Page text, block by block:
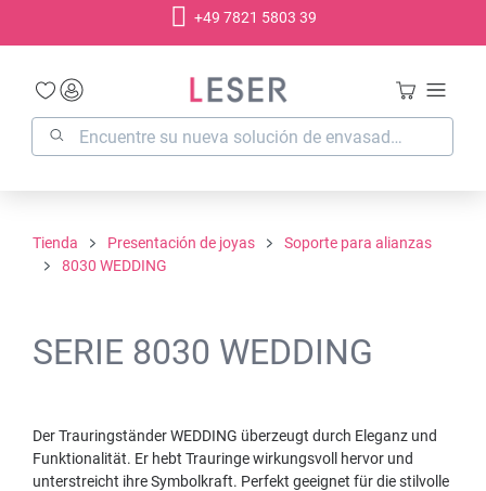
+49 7821 5803 39
Tienda Presentación de joyas
Soporte para alianzas
8030 WEDDING
SERIE 8030 WEDDING
Der Trauringständer WEDDING überzeugt durch Eleganz und
Funktionalität. Er hebt Trauringe wirkungsvoll hervor und
unterstreicht ihre Symbolkraft. Perfekt geeignet für die stilvolle